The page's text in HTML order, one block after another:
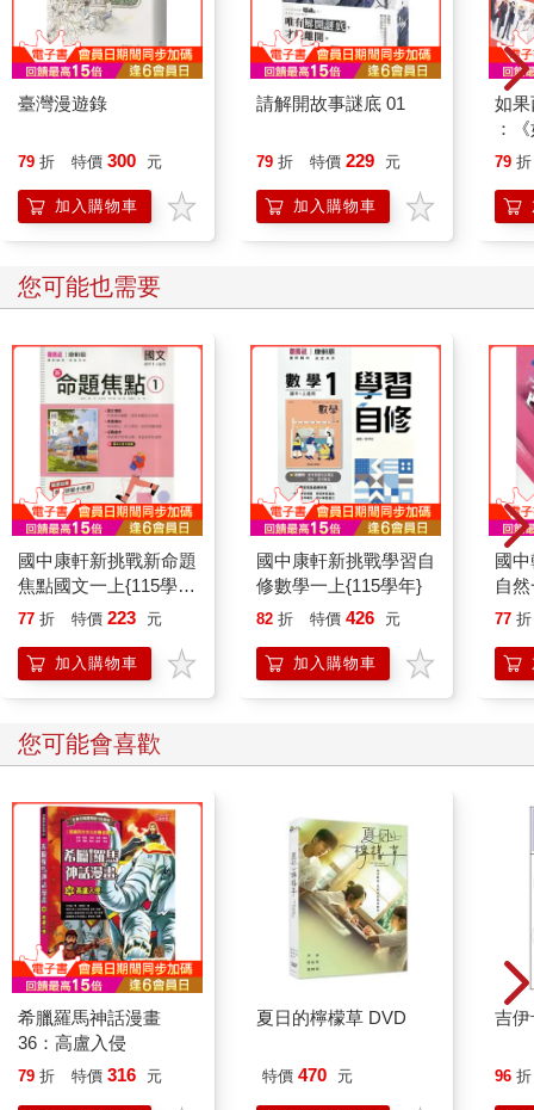
臺灣漫遊錄
79 折 特價 300 元
加入購物車
請解開故事謎底 01
79 折 特價 229 元
加入購物車
如
：
喵
79 折
您可能也需要
國中康軒新挑戰新命題
焦點國文一上{115學
年}
77 折 特價 223 元
加入購物車
國中康軒新挑戰學習自
修數學一上{115學年}
82 折 特價 426 元
加入購物車
國
自
77 折
您可能會喜歡
希臘羅馬神話漫畫
36：高盧入侵
79 折 特價 316 元
夏日的檸檬草 DVD
特價 470 元
吉
96 折